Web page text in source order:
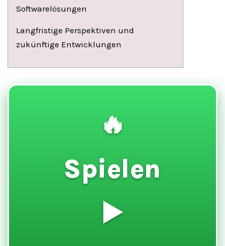
Softwarelösungen
Langfristige Perspektiven und
zukünftige Entwicklungen
🔥
Spielen
▶️